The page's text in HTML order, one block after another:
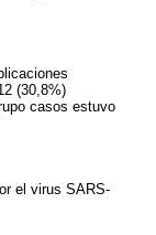
(30,8%)
casos estuvo
el virus SARS-